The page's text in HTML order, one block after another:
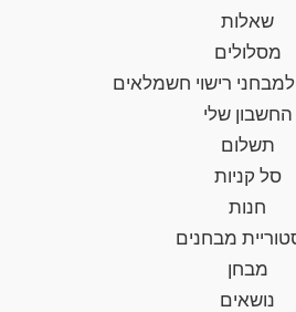
שאלות
מסלולים
רישוי חשמלאים
החשבון שלי
תשלום
סל קניות
חנות
מבחנים
מבחן
נושאים